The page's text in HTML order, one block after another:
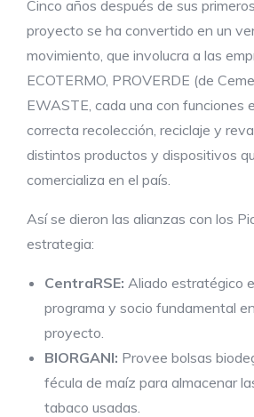
Cinco años después de sus
proyecto se ha convertido en un
movimiento, que involucra a las
ECOTERMO, PROVERDE (de
EWASTE, cada una con funciones
correcta recolección, reciclaje y
distintos productos y dispositivos
comercializa en el país.
Así se dieron las alianzas con los
estrategia:
CentraRSE: Aliado estratégico
programa y socio fundamental
proyecto.
BIORGANI: Provee bolsas
fécula de maíz para almacenar
tabaco usadas.